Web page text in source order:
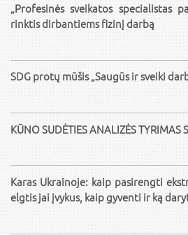
„Profesinės sveikatos specialistas
rinktis dirbantiems fizinį darbą
SDG protų mūšis „Saugūs ir sveiki
KŪNO SUDĖTIES ANALIZĖS TYRIMAS
Karas Ukrainoje: kaip pasirengti
elgtis jai įvykus, kaip gyventi ir ką